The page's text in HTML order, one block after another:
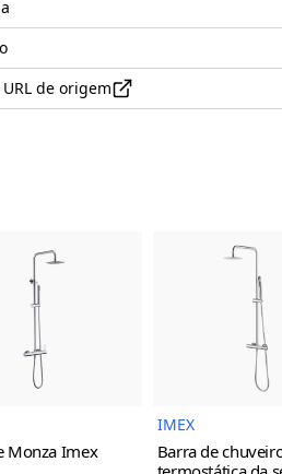
de origem
Imagem do Produto
Monza Imex
IMEX
Barra de